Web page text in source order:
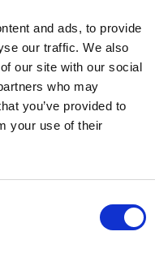
and ads, to provide
our traffic. We also
our site with our social
who may
you’ve provided to
your use of their
mondiale nella
avanzate sostenibili.
globale, Comau
in quasi tutti i
Supportato
e nello sviluppo
i mercati in